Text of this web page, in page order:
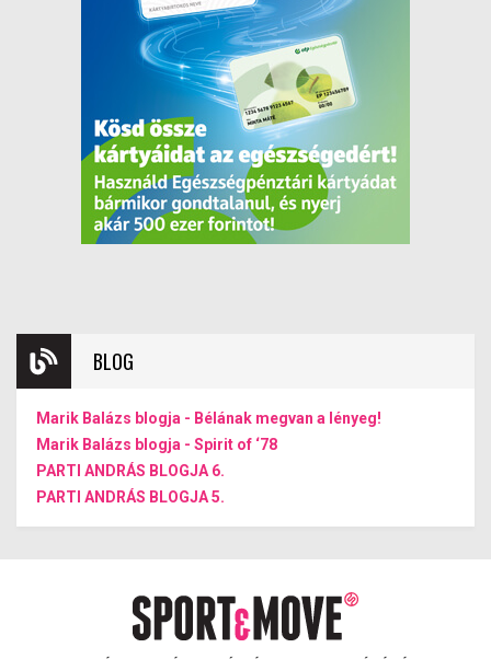
BLOG
Marik Balázs blogja - Bélának megvan a lényeg!
Marik Balázs blogja - Spirit of ‘78
PARTI ANDRÁS BLOGJA 6.
PARTI ANDRÁS BLOGJA 5.